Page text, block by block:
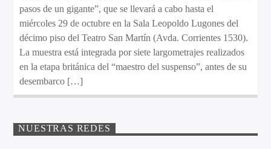
pasos de un gigante”, que se llevará a cabo hasta el
miércoles 29 de octubre en la Sala Leopoldo Lugones del
décimo piso del Teatro San Martín (Avda. Corrientes 1530).
La muestra está integrada por siete largometrajes realizados
en la etapa británica del “maestro del suspenso”, antes de su
desembarco […]
NUESTRAS REDES